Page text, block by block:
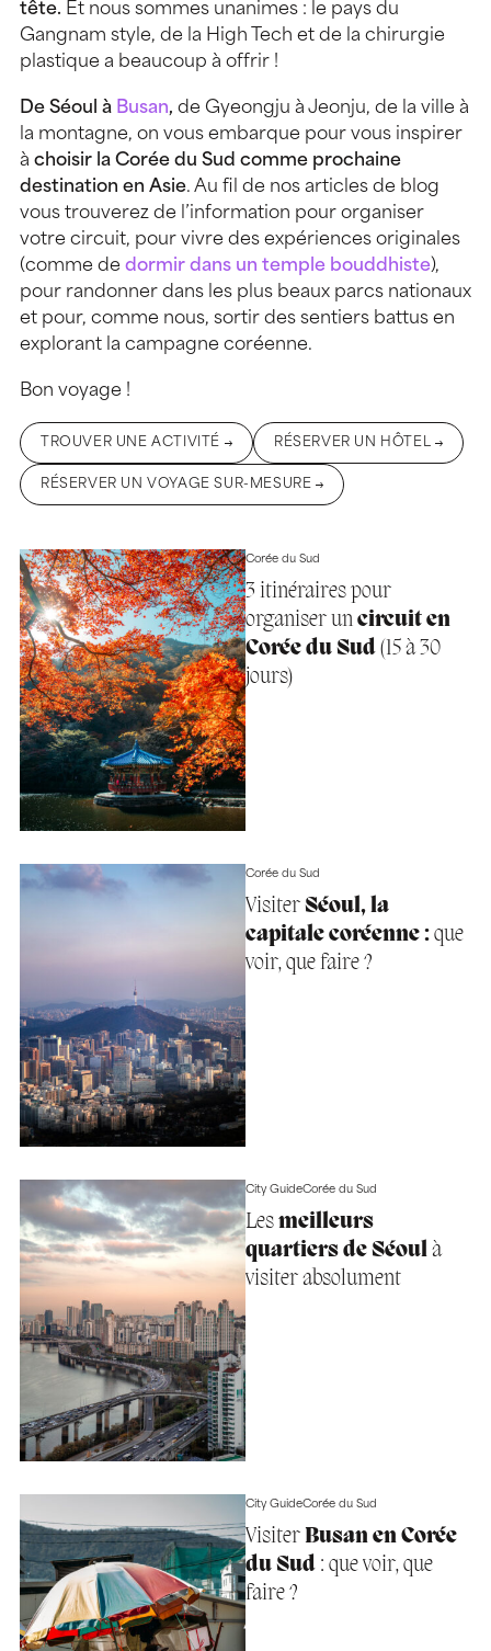
tête. Et nous sommes unanimes : le pays du
Gangnam style, de la High Tech et de la chirurgie
plastique a beaucoup à offrir !
De Séoul à Busan, de Gyeongju à Jeonju, de la ville à
la montagne, on vous embarque pour vous inspirer
à choisir la Corée du Sud comme prochaine
destination en Asie. Au fil de nos articles de blog
vous trouverez de l’information pour organiser
votre circuit, pour vivre des expériences originales
(comme de dormir dans un temple bouddhiste),
pour randonner dans les plus beaux parcs nationaux
et pour, comme nous, sortir des sentiers battus en
explorant la campagne coréenne.
Bon voyage !
TROUVER UNE ACTIVITÉ RÉSERVER UN HÔTEL
RÉSERVER UN VOYAGE SUR-MESURE
Corée du Sud
3 itinéraires pour
organiser uncircuit en
Corée du Sud(15 à 30
jours)
Corée du Sud
VisiterSéoul, la
capitale coréenne :que
voir, que faire ?
City GuideCorée du Sud
Lesmeilleurs
quartiers de Séoulà
visiter absolument
City GuideCorée du Sud
Visiter Busan en Corée
du Sud : que voir, que
faire ?